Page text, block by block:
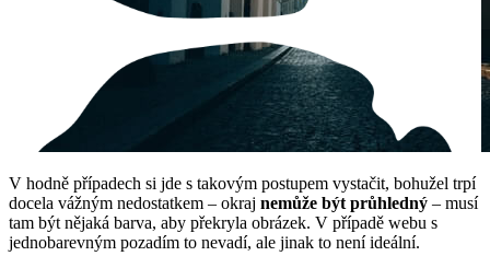
V hodně případech si jde s takovým postupem vystačit, bohužel trpí
docela vážným nedostatkem – okraj nemůže být průhledný – musí
tam být nějaká barva, aby překryla obrázek. V případě webu s
jednobarevným pozadím to nevadí, ale jinak to není ideální.